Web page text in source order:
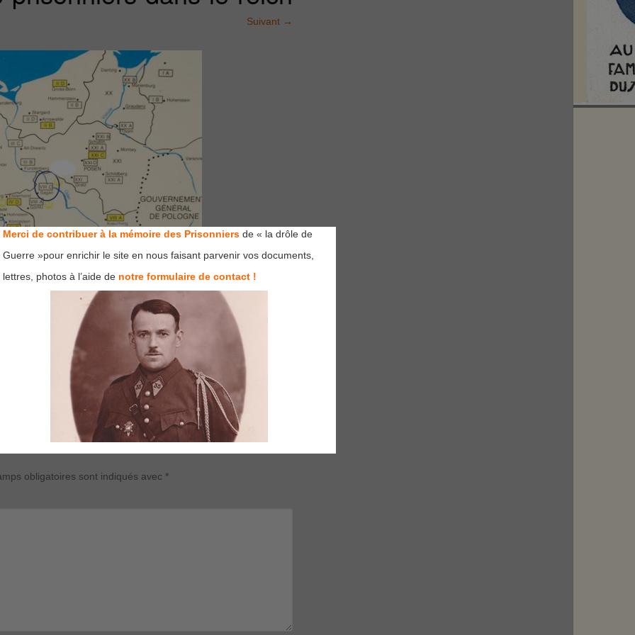
Suivant →
obligatoires sont indiqués avec *
Merci de contribuer à la mémoire des Prisonniers de « la drôle de
Guerre »pour enrichir le site en nous faisant parvenir vos documents,
lettres, photos à l’aide de notre formulaire de contact !